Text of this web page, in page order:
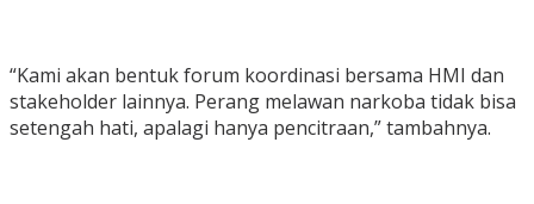
“Kami akan bentuk forum koordinasi bersama HMI dan
stakeholder lainnya. Perang melawan narkoba tidak bisa
setengah hati, apalagi hanya pencitraan,” tambahnya.